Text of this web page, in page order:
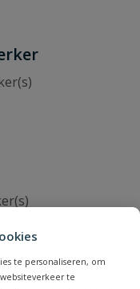
te personaliseren, om
te